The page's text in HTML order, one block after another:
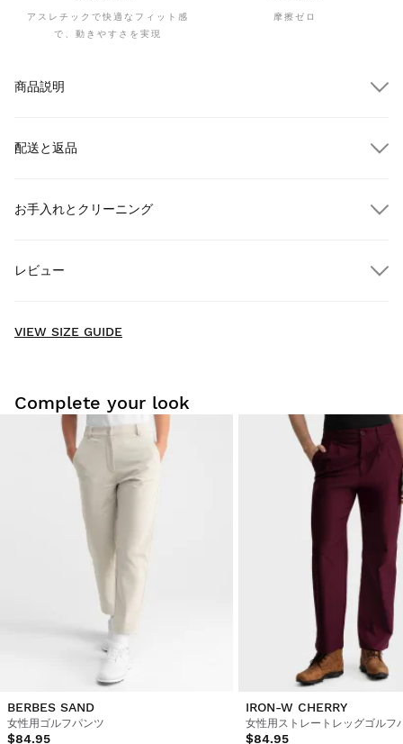
アスレチックで快適なフィット感
で、動きやすさを実現
摩擦ゼロ
商品説明
配送と返品
宅配 $300.00以上のご注文で送料無料
ご自宅で快適に商品を試着してください。お届け日から30日以内
であれば返品が可能です。
ユーザーアカウントから、注文した商品を簡単かつ迅速に返品で
元の支払い方法に返金します $9.95から
お手入れとクリーニング
レビュー
VIEW SIZE GUIDE
Complete your look
BERBES SAND
女性用ゴルフパンツ
$84.95
IRON-W CHERRY
女性用ストレートレッグゴルフ
$84.95